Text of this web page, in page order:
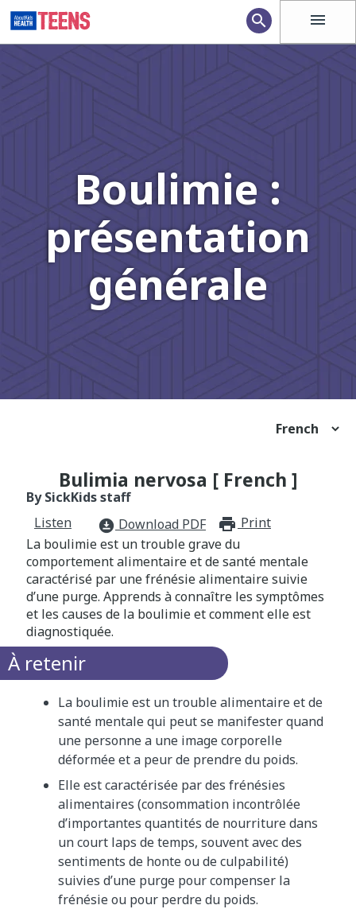
menu
search
Boulimie :
présentation
générale
Bulimia nervosa [ French ]
By SickKids staff
Listen
download_for_offline Download PDF
Print
La boulimie est un trouble grave du
comportement alimentaire et de santé mentale
caractérisé par une frénésie alimentaire suivie
d’une purge. Apprends à connaître les symptômes
et les causes de la boulimie et comment elle est
diagnostiquée.
À retenir
La boulimie est un trouble alimentaire et de
santé mentale qui peut se manifester quand
une personne a une image corporelle
déformée et a peur de prendre du poids.
Elle est caractérisée par des frénésies
alimentaires (consommation incontrôlée
d’importantes quantités de nourriture dans
un court laps de temps, souvent avec des
sentiments de honte ou de culpabilité)
suivies d’une purge pour compenser la
frénésie ou pour perdre du poids.